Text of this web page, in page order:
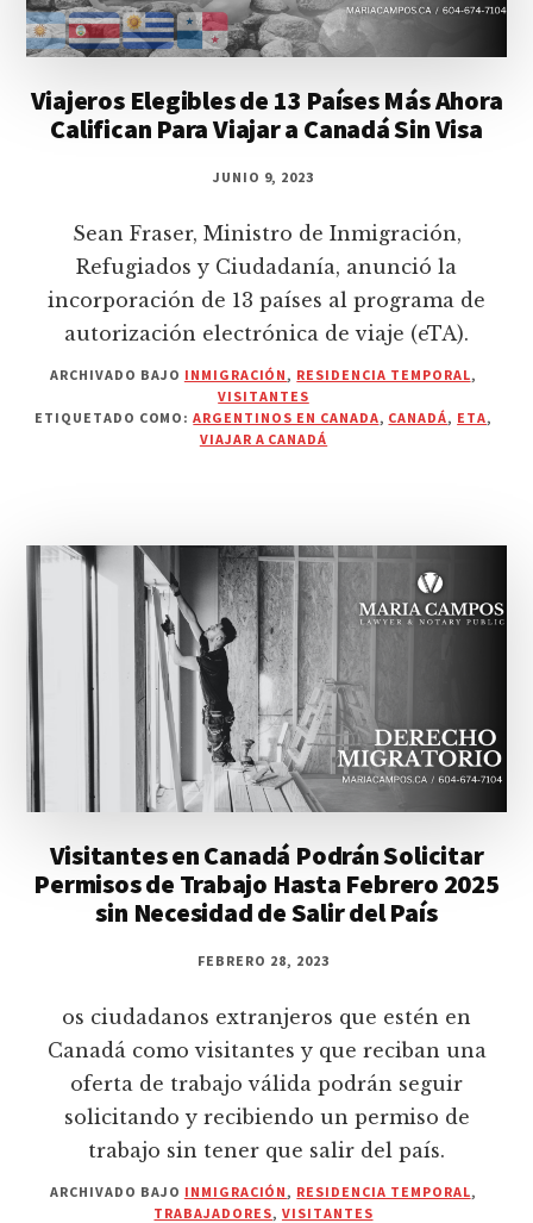
Viajeros Elegibles de 13 Países Más Ahora
Califican Para Viajar a Canadá Sin Visa
JUNIO 9, 2023
Sean Fraser, Ministro de Inmigración,
Refugiados y Ciudadanía, anunció la
incorporación de 13 países al programa de
autorización electrónica de viaje (eTA).
ARCHIVADO BAJO INMIGRACIÓN, RESIDENCIA TEMPORAL,
VISITANTES
ETIQUETADO COMO:ARGENTINOS EN CANADA, CANADÁ, ETA,
VIAJAR A CANADÁ
Visitantes en Canadá Podrán Solicitar
Permisos de Trabajo Hasta Febrero 2025
sin Necesidad de Salir del País
FEBRERO 28, 2023
os ciudadanos extranjeros que estén en
Canadá como visitantes y que reciban una
oferta de trabajo válida podrán seguir
solicitando y recibiendo un permiso de
trabajo sin tener que salir del país.
ARCHIVADO BAJO INMIGRACIÓN , RESIDENCIA TEMPORAL,
TRABAJADORES, VISITANTES